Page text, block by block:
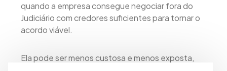
quando a empresa consegue negociar fora do
Judiciário com credores suficientes para tornar o
acordo viável.
Ela pode ser menos custosa e menos exposta,